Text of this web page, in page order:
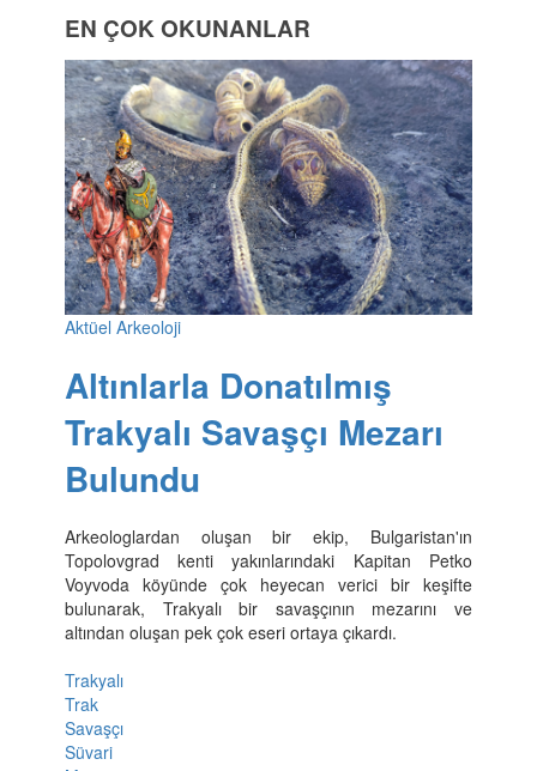
EN ÇOK OKUNANLAR
Aktüel Arkeoloji
Altınlarla Donatılmış
Trakyalı Savaşçı Mezarı
Bulundu
Arkeologlardan oluşan bir ekip, Bulgaristan'ın
Topolovgrad kenti yakınlarındaki Kapitan Petko
Voyvoda köyünde çok heyecan verici bir keşifte
bulunarak, Trakyalı bir savaşçının mezarını ve
altından oluşan pek çok eseri ortaya çıkardı.
Trakyalı
Trak
Savaşçı
Süvari